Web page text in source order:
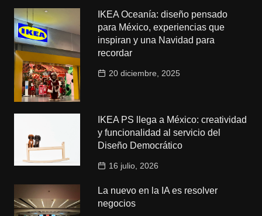
IKEA Oceanía: diseño pensado
para México, experiencias que
inspiran y una Navidad para
recordar
20 diciembre, 2025
IKEA PS llega a México: creatividad
y funcionalidad al servicio del
Diseño Democrático
16 julio, 2026
La nuevo en la IA es resolver
negocios